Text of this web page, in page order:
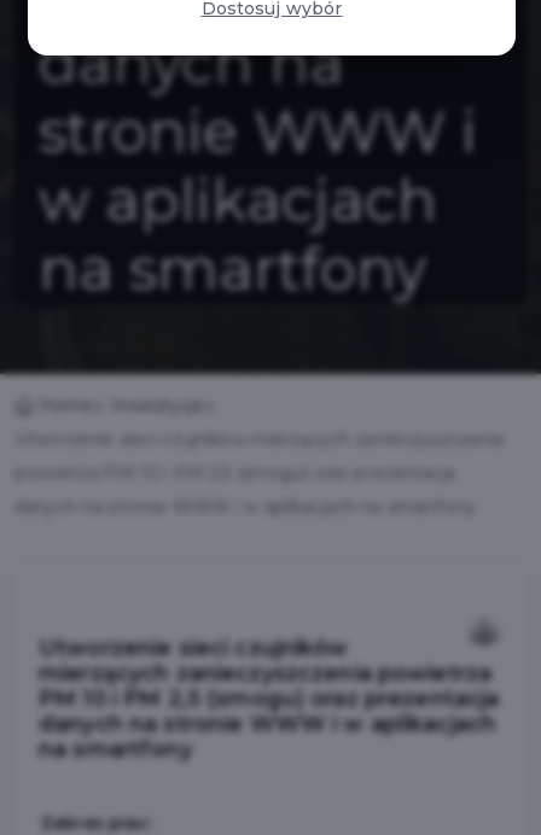
danych na
stronie WWW i
w aplikacjach
na smartfony
Utworzenie sieci czujników
mierzących zanieczyszczenia powietrza
PM 10 i PM 2,5 (smogu) oraz prezentacja
danych na stronie WWW i w aplikacjach
na smartfony
Zakres prac:
Dostosuj wybór